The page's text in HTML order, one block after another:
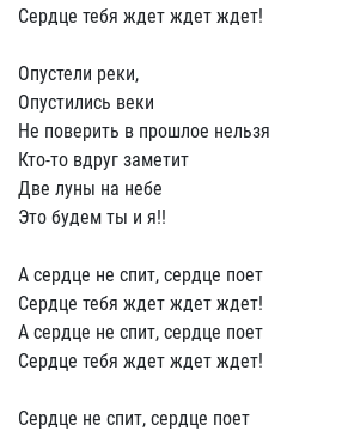
Сердце тебя ждет ждет ждет!
Опустели реки,
Опустились веки
Не поверить в прошлое нельзя
Кто-то вдруг заметит
Две луны на небе
Это будем ты и я!!
А сердце не спит, сердце поет
Сердце тебя ждет ждет ждет!
А сердце не спит, сердце поет
Сердце тебя ждет ждет ждет!
Сердце не спит, сердце поет